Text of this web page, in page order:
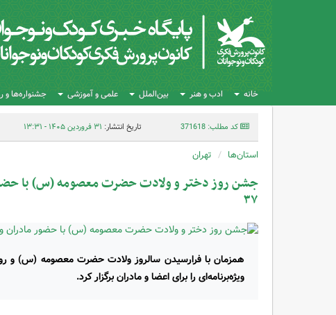
خانه ادب و هنر بین‌الملل علمی و آموزشی جشنواره‌ها و
کد مطلب: 371618 تاریخ انتشار: ۳۱ فروردین ۱۴۰۵ - ۱۳:۳۱
استان‌ها تهران
جشن روز دختر و ولادت حضرت معصومه (س) با
۳۷
ویژه‌برنامه‌ای را برای اعضا و مادران برگزار کرد.